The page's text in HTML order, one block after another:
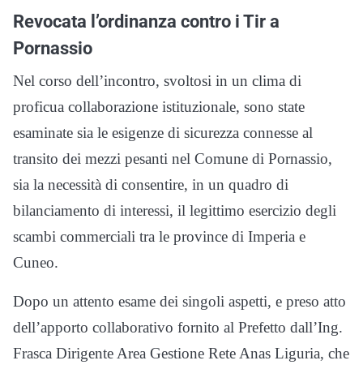
Revocata l’ordinanza contro i Tir a
Pornassio
Nel corso dell’incontro, svoltosi in un clima di
proficua collaborazione istituzionale, sono state
esaminate sia le esigenze di sicurezza connesse al
transito dei mezzi pesanti nel Comune di Pornassio,
sia la necessità di consentire, in un quadro di
bilanciamento di interessi, il legittimo esercizio degli
scambi commerciali tra le province di Imperia e
Cuneo.
Dopo un attento esame dei singoli aspetti, e preso atto
dell’apporto collaborativo fornito al Prefetto dall’Ing.
Frasca Dirigente Area Gestione Rete Anas Liguria, che